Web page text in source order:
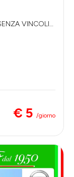
VINCOLI
€ 5 /giorno